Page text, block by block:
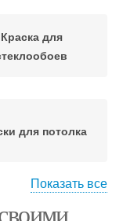
Краска для
для потолка
для потолка
Показать все